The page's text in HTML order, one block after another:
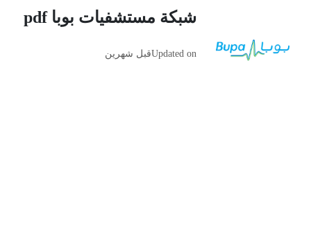
شبكة مستشفيات بوبا pdf
Updated onقبل شهرين